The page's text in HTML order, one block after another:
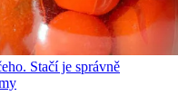
Stačí je správně